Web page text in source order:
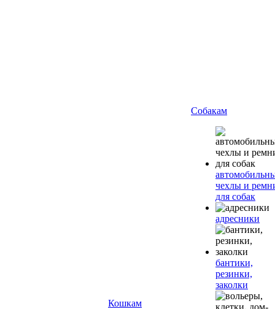
Кошкам
Собакам
чехлы и
для собак
адресники
бантики,
резинки,
заколки